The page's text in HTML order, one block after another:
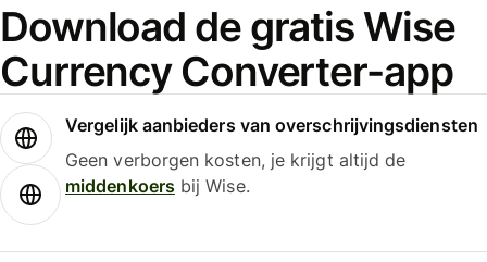
Download de gratis Wise
Currency Converter-app
Vergelijk aanbieders van overschrijvingsdiensten
Geen verborgen kosten, je krijgt altijd de
middenkoersbij Wise.